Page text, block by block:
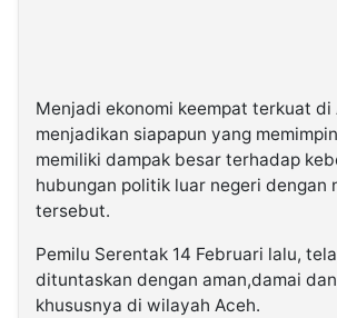
Menjadi ekonomi keempat terkuat di
menjadikan siapapun yang
memiliki dampak besar terhadap
hubungan politik luar negeri dengan
tersebut.
Pemilu Serentak 14 Februari lalu,
dituntaskan dengan aman,damai
khususnya di wilayah Aceh.